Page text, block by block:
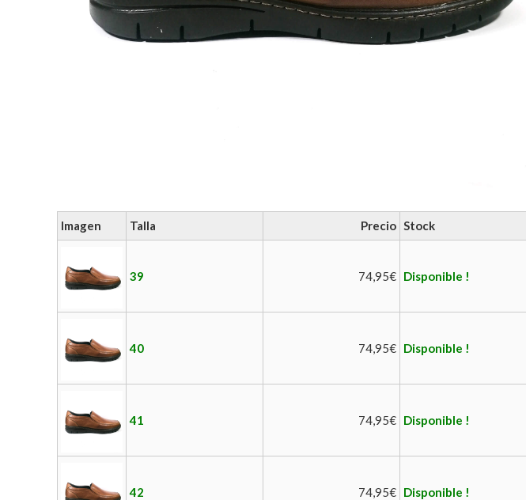
Imagen Talla Precio Stock
39 74,95€ Disponible !
40 74,95€ Disponible !
41 74,95€ Disponible !
42 74,95€ Disponible !